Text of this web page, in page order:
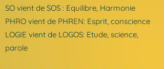
SO vient de SOS : Equilibre, Harmonie
PHRO vient de PHREN: Esprit, conscience
LOGIE vient de LOGOS: Etude, science,
parole